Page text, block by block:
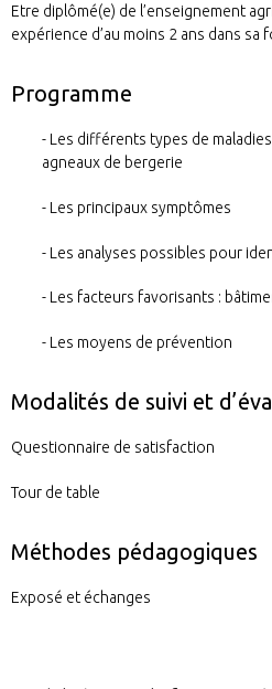
Etre diplômé(e) de l’enseignement
expérience d’au moins 2 ans dans sa
Programme
Les différents types de
agneaux de bergerie
Les principaux symptômes
Les analyses possibles pour
Les facteurs favorisants :
Les moyens de prévention
Modalités de suivi et
Questionnaire de satisfaction
Tour de table
Méthodes pédagogiques
Exposé et échanges